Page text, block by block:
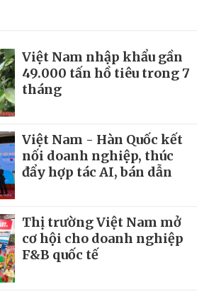
Việt Nam nhập khẩu gần
49.000 tấn hồ tiêu trong 7
tháng
Việt Nam - Hàn Quốc kết
nối doanh nghiệp, thúc
đẩy hợp tác AI, bán dẫn
Thị trường Việt Nam mở
cơ hội cho doanh nghiệp
F&B quốc tế